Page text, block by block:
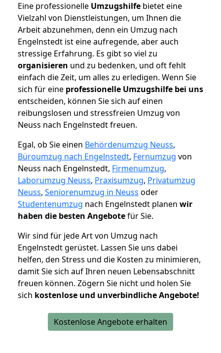
Eine professionelle Umzugshilfe bietet eine
Vielzahl von Dienstleistungen, um Ihnen die
Arbeit abzunehmen, denn ein Umzug nach
Engelnstedt ist eine aufregende, aber auch
stressige Erfahrung. Es gibt so viel zu
organisieren und zu bedenken, und oft fehlt
einfach die Zeit, um alles zu erledigen. Wenn Sie
sich für eine professionelle Umzugshilfe bei uns
entscheiden, können Sie sich auf einen
reibungslosen und stressfreien Umzug von
Neuss nach Engelnstedt freuen.
Egal, ob Sie einen Behördenumzug Neuss,
Büroumzug nach Engelnstedt, Fernumzug von
Neuss nach Engelnstedt, Firmenumzug,
Laborumzug Neuss, Praxisumzug, Privatumzug
Neuss, Seniorenumzug in Neuss oder
Studentenumzug nach Engelnstedt planen wir
haben die besten Angebotefür Sie.
Wir sind für jede Art von Umzug nach
Engelnstedt gerüstet. Lassen Sie uns dabei
helfen, den Stress und die Kosten zu minimieren,
damit Sie sich auf Ihren neuen Lebensabschnitt
freuen können. Zögern Sie nicht und holen Sie
sich kostenlose und unverbindliche Angebote!
Kostenlose Angebote erhalten